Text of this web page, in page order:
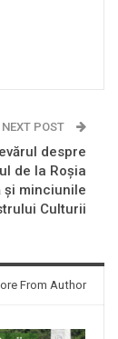
NEXT POST
despre
de la Roşia
şi minciunile
Culturii
From Author